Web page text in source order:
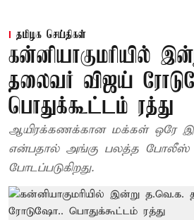
தமிழக செய்திகள்
கன்னியாகுமரியில்
தலைவர் விஜய்
பொதுக்கூட்டம் ரத்து
ஆயிரக்கணக்கான மக்கள் ஒரே
என்பதால் அங்கு பலத்த போலீஸ்
போடப்படுகிறது.